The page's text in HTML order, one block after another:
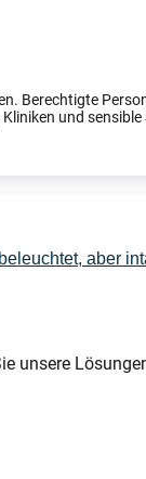
Berechtigte
und sensible
unsere